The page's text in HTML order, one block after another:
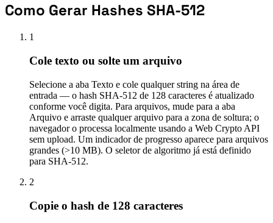
Como Gerar Hashes SHA-512
1
Cole texto ou solte um arquivo
Selecione a aba Texto e cole qualquer string na área de
entrada — o hash SHA-512 de 128 caracteres é atualizado
conforme você digita. Para arquivos, mude para a aba
Arquivo e arraste qualquer arquivo para a zona de soltura; o
navegador o processa localmente usando a Web Crypto API
sem upload. Um indicador de progresso aparece para arquivos
grandes (>10 MB). O seletor de algoritmo já está definido
para SHA-512.
2
Copie o hash de 128 caracteres